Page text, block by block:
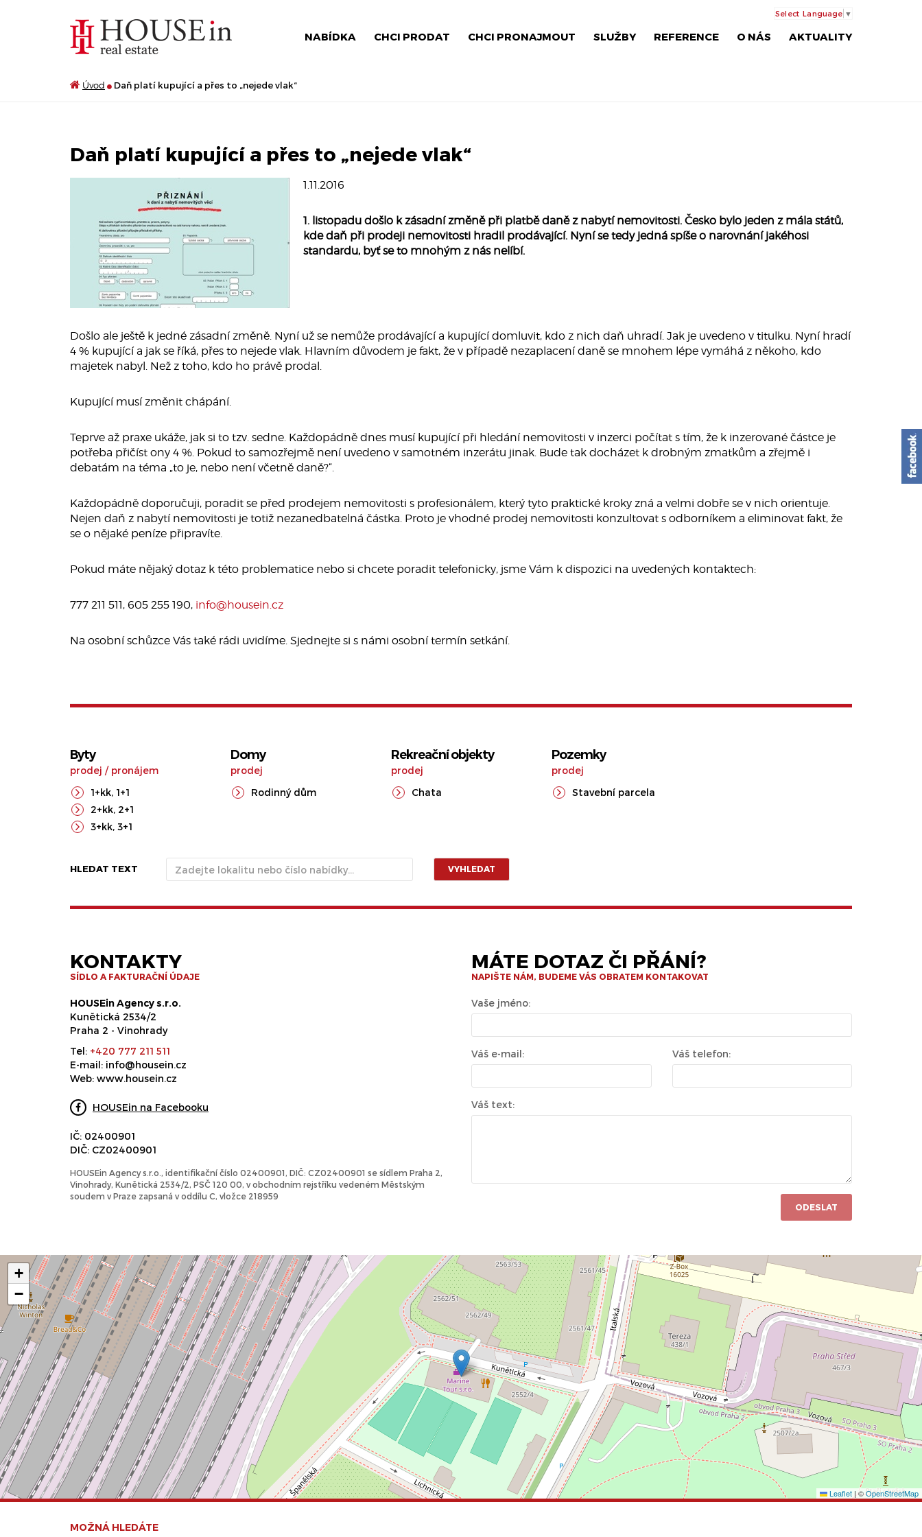
NABÍDKA CHCI PRODAT CHCI PRONAJMOUT SLUŽBY REFERENCE O NÁS AKTUALITY
Select Language ▼
Úvod Daň platí kupující a přes to „nejede vlak“
Daň platí kupující a přes to „nejede vlak“
1.11.2016
1. listopadu došlo k zásadní změně při platbě daně z nabytí nemovitosti. Česko bylo jeden z mála států,
kde daň při prodeji nemovitosti hradil prodávající. Nyní se tedy jedná spíše o narovnání jakéhosi
standardu, byť se to mnohým z nás nelíbí.
Došlo ale ještě k jedné zásadní změně. Nyní už se nemůže prodávající a kupující domluvit, kdo z nich daň uhradí. Jak je uvedeno v titulku. Nyní hradí
4 % kupující a jak se říká, přes to nejede vlak. Hlavním důvodem je fakt, že v případě nezaplacení daně se mnohem lépe vymáhá z někoho, kdo
majetek nabyl. Než z toho, kdo ho právě prodal.
Kupující musí změnit chápání.
Teprve až praxe ukáže, jak si to tzv. sedne. Každopádně dnes musí kupující při hledání nemovitosti v inzerci počítat s tím, že k inzerované částce je
potřeba přičíst ony 4 %. Pokud to samozřejmě není uvedeno v samotném inzerátu jinak. Bude tak docházet k drobným zmatkům a zřejmě i
debatám na téma „to je, nebo není včetně daně?“.
Každopádně doporučuji, poradit se před prodejem nemovitosti s profesionálem, který tyto praktické kroky zná a velmi dobře se v nich orientuje.
Nejen daň z nabytí nemovitosti je totiž nezanedbatelná částka. Proto je vhodné prodej nemovitosti konzultovat s odborníkem a eliminovat fakt, že
se o nějaké peníze připravíte.
Pokud máte nějaký dotaz k této problematice nebo si chcete poradit telefonicky, jsme Vám k dispozici na uvedených kontaktech:
777 211 511, 605 255 190, info@housein.cz
Na osobní schůzce Vás také rádi uvidíme. Sjednejte si s námi osobní termín setkání.
Byty
prodej / pronájem
1+kk, 1+1
2+kk, 2+1
3+kk, 3+1
Domy
prodej
Rodinný dům
Rekreační objekty
prodej
Chata
Pozemky
prodej
Stavební parcela
HLEDAT TEXT VYHLEDAT
KONTAKTY
SÍDLO A FAKTURAČNÍ ÚDAJE
HOUSEin Agency s.r.o.
Kunětická 2534/2
Praha 2 - Vinohrady
Tel: +420 777 211 511
E-mail: info@housein.cz
Web: www.housein.cz
HOUSEin na Facebooku
IČ: 02400901
DIČ: CZ02400901
HOUSEin Agency s.r.o., identifikační číslo 02400901, DIČ: CZ02400901 se sídlem Praha 2,
Vinohrady, Kunětická 2534/2, PSČ 120 00, v obchodním rejstříku vedeném Městským
soudem v Praze zapsaná v oddílu C, vložce 218959
MÁTE DOTAZ ČI PŘÁNÍ?
NAPIŠTE NÁM, BUDEME VÁS OBRATEM KONTAKOVAT
Vaše jméno:
Váš e-mail: Váš telefon:
Váš text:
ODESLAT
+
−
Leaflet |©OpenStreetMap
MOŽNÁ HLEDÁTE